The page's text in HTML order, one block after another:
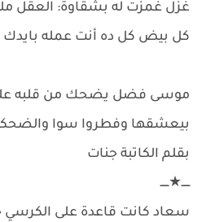
غزل غمزت له بشقاوة: العقل
كل بيض كل ده أنت عمله بايدك
موسى فضل يضحك من قلبه على
بيعشقها وفطروا سوا
بقلم الكاتبة جنات
ـــــ★ـــــ
سعاد كانت قاعدة على الكرسي